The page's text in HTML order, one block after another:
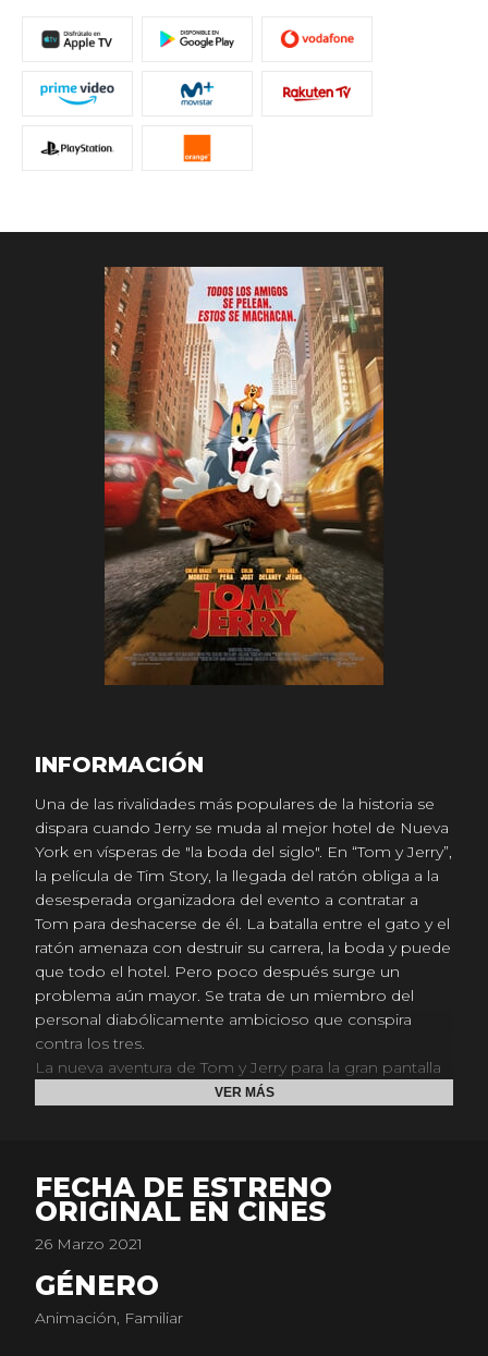
INFORMACIÓN
Una de las rivalidades más populares de la historia se
dispara cuando Jerry se muda al mejor hotel de Nueva
York en vísperas de "la boda del siglo". En “Tom y Jerry”,
la película de Tim Story, la llegada del ratón obliga a la
desesperada organizadora del evento a contratar a
Tom para deshacerse de él. La batalla entre el gato y el
ratón amenaza con destruir su carrera, la boda y puede
que todo el hotel. Pero poco después surge un
problema aún mayor. Se trata de un miembro del
personal diabólicamente ambicioso que conspira
contra los tres.
La nueva aventura de Tom y Jerry para la gran pantalla
es una asombrosa combinación de animación clásica
“Tom y Jerry" está protagonizada por Chloë Grace
Moretz ("Malditos vecinos 2", "La familia Addams"),
Michael Peña ("César Chávez", "La gran estafa
("Deadpool 2", "Fast&FuriousPresents: Hobbs &
Live") y Ken Jeong ("CrazyRichAsians (Locamente
VER MÁS
FECHA DE ESTRENO
ORIGINAL EN CINES
26 Marzo 2021
GÉNERO
Animación, Familiar